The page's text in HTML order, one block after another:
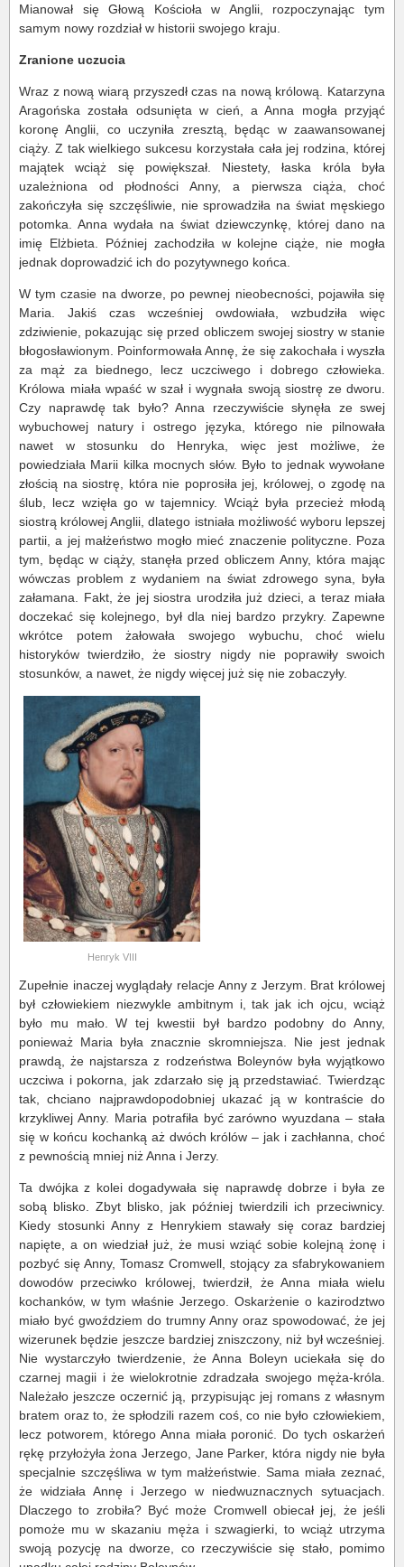
Mianował się Głową Kościoła w Anglii, rozpoczynając tym
samym nowy rozdział w historii swojego kraju.
Zranione uczucia
Wraz z nową wiarą przyszedł czas na nową królową. Katarzyna
Aragońska została odsunięta w cień, a Anna mogła przyjąć
koronę Anglii, co uczyniła zresztą, będąc w zaawansowanej
ciąży. Z tak wielkiego sukcesu korzystała cała jej rodzina, której
majątek wciąż się powiększał. Niestety, łaska króla była
uzależniona od płodności Anny, a pierwsza ciąża, choć
zakończyła się szczęśliwie, nie sprowadziła na świat męskiego
potomka. Anna wydała na świat dziewczynkę, której dano na
imię Elżbieta. Później zachodziła w kolejne ciąże, nie mogła
jednak doprowadzić ich do pozytywnego końca.
W tym czasie na dworze, po pewnej nieobecności, pojawiła się
Maria. Jakiś czas wcześniej owdowiała, wzbudziła więc
zdziwienie, pokazując się przed obliczem swojej siostry w stanie
błogosławionym. Poinformowała Annę, że się zakochała i wyszła
za mąż za biednego, lecz uczciwego i dobrego człowieka.
Królowa miała wpaść w szał i wygnała swoją siostrę ze dworu.
Czy naprawdę tak było? Anna rzeczywiście słynęła ze swej
wybuchowej natury i ostrego języka, którego nie pilnowała
nawet w stosunku do Henryka, więc jest możliwe, że
powiedziała Marii kilka mocnych słów. Było to jednak wywołane
złością na siostrę, która nie poprosiła jej, królowej, o zgodę na
ślub, lecz wzięła go w tajemnicy. Wciąż była przecież młodą
siostrą królowej Anglii, dlatego istniała możliwość wyboru lepszej
partii, a jej małżeństwo mogło mieć znaczenie polityczne. Poza
tym, będąc w ciąży, stanęła przed obliczem Anny, która mając
wówczas problem z wydaniem na świat zdrowego syna, była
załamana. Fakt, że jej siostra urodziła już dzieci, a teraz miała
doczekać się kolejnego, był dla niej bardzo przykry. Zapewne
wkrótce potem żałowała swojego wybuchu, choć wielu
historyków twierdziło, że siostry nigdy nie poprawiły swoich
stosunków, a nawet, że nigdy więcej już się nie zobaczyły.
Henryk VIII
Zupełnie inaczej wyglądały relacje Anny z Jerzym. Brat królowej
był człowiekiem niezwykle ambitnym i, tak jak ich ojcu, wciąż
było mu mało. W tej kwestii był bardzo podobny do Anny,
ponieważ Maria była znacznie skromniejsza. Nie jest jednak
prawdą, że najstarsza z rodzeństwa Boleynów była wyjątkowo
uczciwa i pokorna, jak zdarzało się ją przedstawiać. Twierdząc
tak, chciano najprawdopodobniej ukazać ją w kontraście do
krzykliwej Anny. Maria potrafiła być zarówno wyuzdana – stała
się w końcu kochanką aż dwóch królów – jak i zachłanna, choć
z pewnością mniej niż Anna i Jerzy.
Ta dwójka z kolei dogadywała się naprawdę dobrze i była ze
sobą blisko. Zbyt blisko, jak później twierdzili ich przeciwnicy.
Kiedy stosunki Anny z Henrykiem stawały się coraz bardziej
napięte, a on wiedział już, że musi wziąć sobie kolejną żonę i
pozbyć się Anny, Tomasz Cromwell, stojący za sfabrykowaniem
dowodów przeciwko królowej, twierdził, że Anna miała wielu
kochanków, w tym właśnie Jerzego. Oskarżenie o kazirodztwo
miało być gwoździem do trumny Anny oraz spowodować, że jej
wizerunek będzie jeszcze bardziej zniszczony, niż był wcześniej.
Nie wystarczyło twierdzenie, że Anna Boleyn uciekała się do
czarnej magii i że wielokrotnie zdradzała swojego męża-króla.
Należało jeszcze oczernić ją, przypisując jej romans z własnym
bratem oraz to, że spłodzili razem coś, co nie było człowiekiem,
lecz potworem, którego Anna miała poronić. Do tych oskarżeń
rękę przyłożyła żona Jerzego, Jane Parker, która nigdy nie była
specjalnie szczęśliwa w tym małżeństwie. Sama miała zeznać,
że widziała Annę i Jerzego w niedwuznacznych sytuacjach.
Dlaczego to zrobiła? Być może Cromwell obiecał jej, że jeśli
pomoże mu w skazaniu męża i szwagierki, to wciąż utrzyma
swoją pozycję na dworze, co rzeczywiście się stało, pomimo